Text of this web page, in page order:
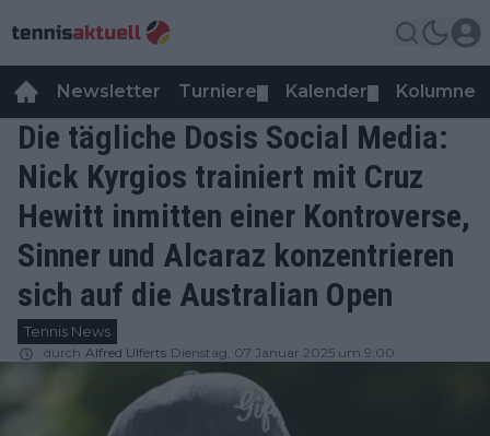
Newsletter Turniere Kalender Kolumnen
Die tägliche Dosis Social Media:
Nick Kyrgios trainiert mit Cruz
Hewitt inmitten einer Kontroverse,
Sinner und Alcaraz konzentrieren
sich auf die Australian Open
Tennis News
durch Alfred Ulferts Dienstag, 07 Januar 2025 um 9:00